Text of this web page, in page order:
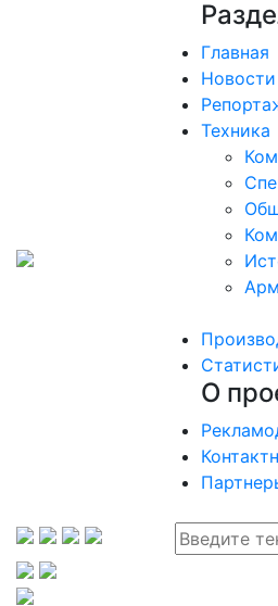
Главная
Новости
Техника
О